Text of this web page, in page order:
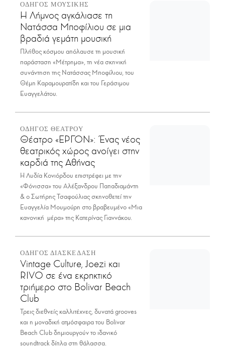
ΟΔΗΓΟΣ ΜΟΥΣΙΚΗΣ
Η Λήμνος αγκάλιασε τη
Νατάσσα Μποφίλιου σε μια
βραδιά γεμάτη μουσική
Πλήθος κόσμου απόλαυσε τη μουσική
παράσταση «Μέτρημα», τη νέα σκηνική
συνάντηση της Νατάσσας Μποφίλιου, του
Θέμη Καραμουρατίδη και του Γεράσιμου
Ευαγγελάτου.
ΟΔΗΓΟΣ ΘΕΑΤΡΟΥ
Θέατρο «ΕΡΓΟΝ»: Ένας νέος
θεατρικός χώρος ανοίγει στην
καρδιά της Αθήνας
Η Λυδία Κονιόρδου επιστρέφει με την
«Φόνισσα» του Αλέξανδρου Παπαδιαμάντη
& ο Σωτήρης Τσαφούλιας σκηνοθετεί την
Ευαγγελία Μουμούρη στο βραβευμένο «Μια
κανονική μέρα» της Κατερίνας Γιαννάκου.
ΟΔΗΓΟΣ ΔΙΑΣΚΕΔΑΣΗ
Vintage Culture, Joezi και
RIVO σε ένα εκρηκτικό
τριήμερο στο Bolivar Beach
Club
Τρεις διεθνείς καλλιτέχνες, δυνατά grooves
και η μοναδική ατμόσφαιρα του Bolivar
Beach Club δημιουργούν το ιδανικό
soundtrack δίπλα στη θάλασσα.